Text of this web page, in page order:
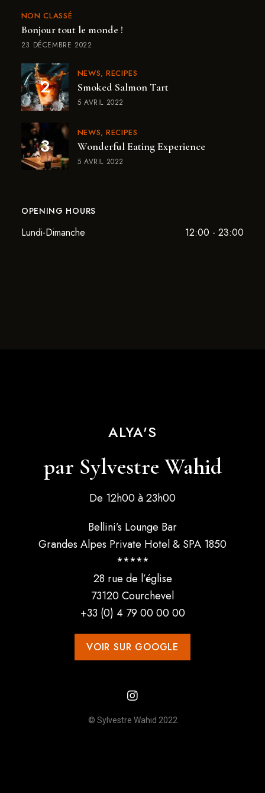
NON CLASSÉ
Bonjour tout le monde !
23 DÉCEMBRE 2022
NEWS RECIPES
Smoked Salmon Tart
5 AVRIL 2022
NEWS RECIPES
Wonderful Eating Experience
5 AVRIL 2022
OPENING HOURS
Lundi-Dimanche 12:00 - 23:00
ALYA'S
par Sylvestre Wahid
De 12h00 à 23h00
Bellini’s Lounge Bar
Grandes Alpes Private Hotel & SPA 1850
*****
28 rue de l’église
73120 Courchevel
+33 (0) 4 79 00 00 00
VOIR SUR GOOGLE
© Sylvestre Wahid 2022